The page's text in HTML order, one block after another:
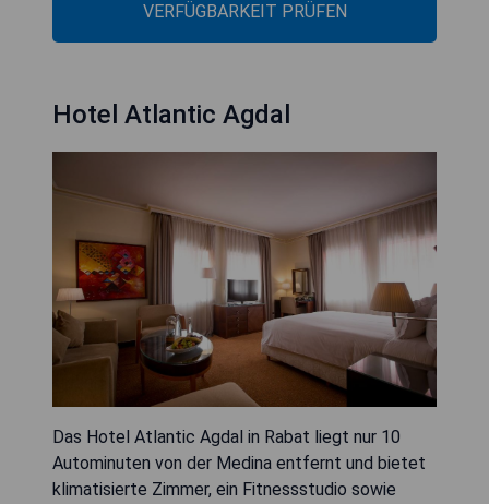
VERFÜGBARKEIT PRÜFEN
Hotel Atlantic Agdal
Das Hotel Atlantic Agdal in Rabat liegt nur 10
Autominuten von der Medina entfernt und bietet
klimatisierte Zimmer, ein Fitnessstudio sowie